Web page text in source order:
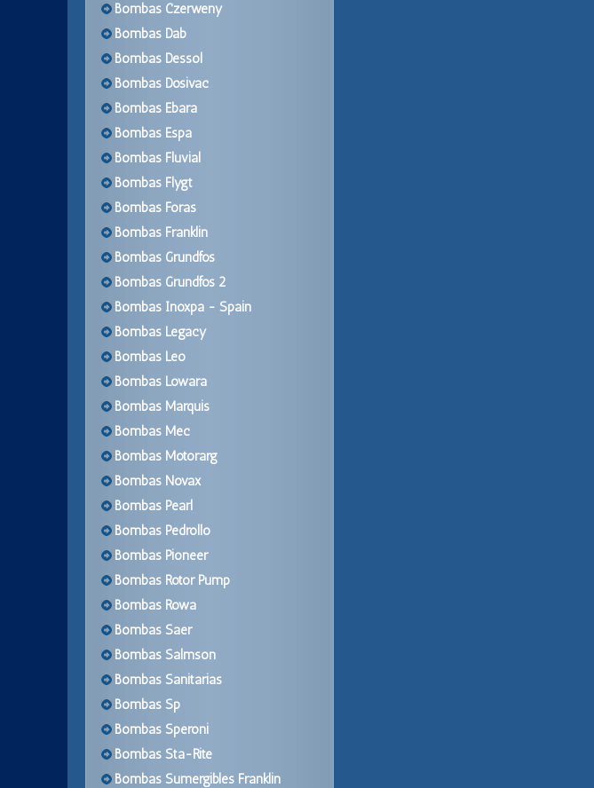
Bombas Czerweny
Bombas Dab
Bombas Dessol
Bombas Dosivac
Bombas Ebara
Bombas Espa
Bombas Fluvial
Bombas Flygt
Bombas Foras
Bombas Franklin
Bombas Grundfos
Bombas Grundfos 2
Bombas Inoxpa - Spain
Bombas Legacy
Bombas Leo
Bombas Lowara
Bombas Marquis
Bombas Mec
Bombas Motorarg
Bombas Novax
Bombas Pearl
Bombas Pedrollo
Bombas Pioneer
Bombas Rotor Pump
Bombas Rowa
Bombas Saer
Bombas Salmson
Bombas Sanitarias
Bombas Sp
Bombas Speroni
Bombas Sta-Rite
Bombas Sumergibles Franklin